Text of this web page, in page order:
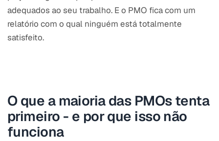
adequados ao seu trabalho. E o PMO fica com um
relatório com o qual ninguém está totalmente
satisfeito.
O que a maioria das PMOs tenta
primeiro - e por que isso não
funciona